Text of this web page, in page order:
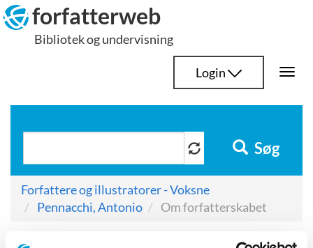
Hop
til
indhold
forfatterweb
Bibliotek og undervisning
Login
Søg
Forfattere og illustratorer - Voksne
Pennacchi, Antonio
Om forfatterskabet